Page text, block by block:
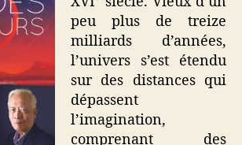
peu plus de treize
milliards d’années,
l’univers s’est étendu
sur des distances qui
dépassent
l’imagination,
comprenant des